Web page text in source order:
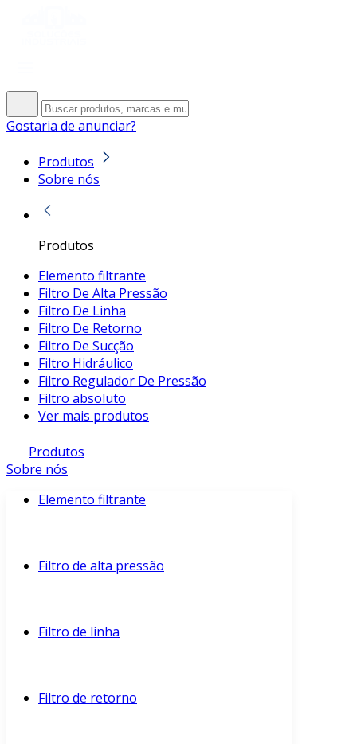
Gostaria de anunciar?
Produtos
Sobre nós
Produtos
Elemento filtrante
Filtro De Alta Pressão
Filtro De Linha
Filtro De Retorno
Filtro De Sucção
Filtro Hidráulico
Filtro Regulador De Pressão
Filtro absoluto
Ver mais produtos
Produtos
Sobre nós
Elemento filtrante
Filtro de alta pressão
Filtro de linha
Filtro de retorno